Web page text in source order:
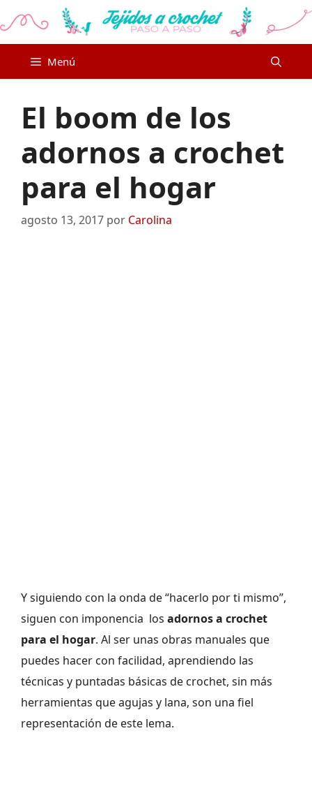
al
Menú
El boom de los
adornos a crochet
para el hogar
agosto 13, 2017 por Carolina
Y siguiendo con la onda de “hacerlo por ti mismo”,
siguen con imponencia los adornos a crochet
para el hogar. Al ser unas obras manuales que
puedes hacer con facilidad, aprendiendo las
técnicas y puntadas básicas de crochet, sin más
herramientas que agujas y lana, son una fiel
representación de este lema.